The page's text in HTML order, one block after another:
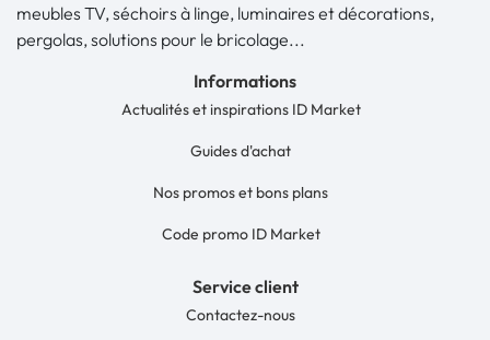
meubles TV, séchoirs à linge, luminaires et décorations,
pergolas, solutions pour le bricolage...
Informations
Actualités et inspirations ID Market
Guides d'achat
Nos promos et bons plans
Code promo ID Market
Service client
Contactez-nous